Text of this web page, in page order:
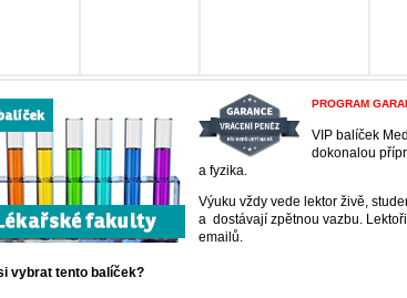
PROGRAM
VIP balíček
dokonalou
a fyzika.
Výuku vždy vede lektor živě,
a dostávají zpětnou vazbu.
emailů.
vybrat tento balíček?